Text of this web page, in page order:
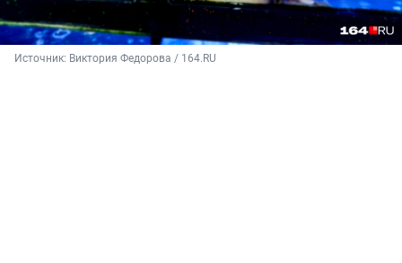
Источник: Виктория Федорова / 164.RU